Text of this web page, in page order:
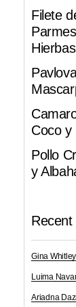
Filete
Hierbas
Coco y
Pollo
y
Gina Whitley
Luima
Ariadna